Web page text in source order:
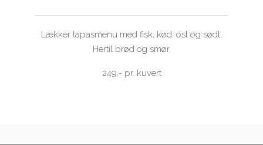
Lækker tapasmenu med fisk, kød, ost og sødt.
Hertil brød og smør.
249,- pr. kuvert